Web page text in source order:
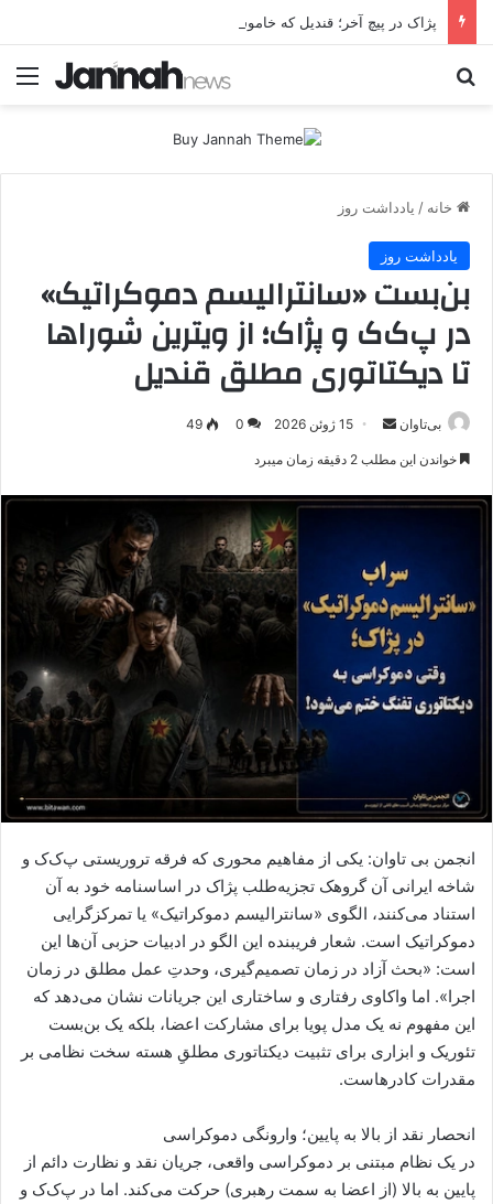
خانه / یادداشت روز
یادداشت روز
بن‌بست «سانترالیسم دموکراتیک»
در پ‌ک‌ک و پژاک؛ از ویترین شوراها
تا دیکتاتوری مطلق قندیل
بی‌تاوان
ر
ا
ی
م
ی
ل
15 ژوئن 2026 0
49
خواندن این مطلب 2 دقیقه زمان میبرد
انجمن بی تاوان: یکی از مفاهیم محوری که فرقه تروریستی پ‌ک‌ک و
شاخه ایرانی آن گروهک تجزیه‌طلب پژاک در اساسنامه خود به آن
استناد می‌کنند، الگوی «سانترالیسم دموکراتیک» یا تمرکزگرایی
دموکراتیک است. شعار فریبنده این الگو در ادبیات حزبی آن‌ها این
است: «بحث آزاد در زمان تصمیم‌گیری، وحدتِ عمل مطلق در زمان
اجرا». اما واکاوی رفتاری و ساختاری این جریانات نشان می‌دهد که
این مفهوم نه یک مدل پویا برای مشارکت اعضا، بلکه یک بن‌بست
تئوریک و ابزاری برای تثبیت دیکتاتوری مطلقِ هسته سخت نظامی بر
مقدرات کادرهاست.
انحصار نقد از بالا به پایین؛ وارونگی دموکراسی
در یک نظام مبتنی بر دموکراسی واقعی، جریان نقد و نظارت دائم از
پایین به بالا (از اعضا به سمت رهبری) حرکت می‌کند. اما در پ‌ک‌ک و